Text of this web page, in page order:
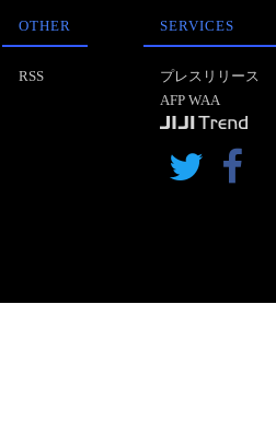
OTHER
RSS
SERVICES
プレスリリース
AFP WAA